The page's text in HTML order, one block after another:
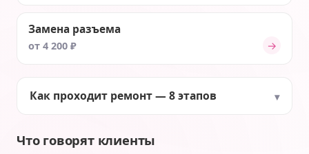
Замена разъема
от 4 200 ₽ →
Как проходит ремонт — 8 этапов
Что говорят клиенты